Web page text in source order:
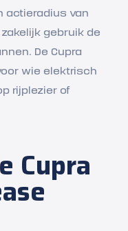
actieradius van
gebruik de
De Cupra
wie elektrisch
rijplezier of
Cupra